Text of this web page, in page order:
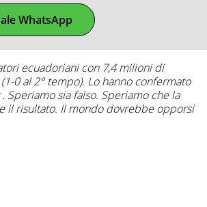
WhatsApp
ecuadoriani con 7,4 milioni di
0 al 2° tempo). Lo hanno confermato
Speriamo sia falso. Speriamo che la
il risultato. Il mondo dovrebbe opporsi